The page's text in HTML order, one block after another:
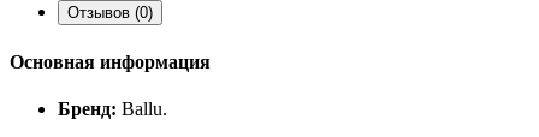
Отзывов (0)
Основная информация
Бренд: Ballu.